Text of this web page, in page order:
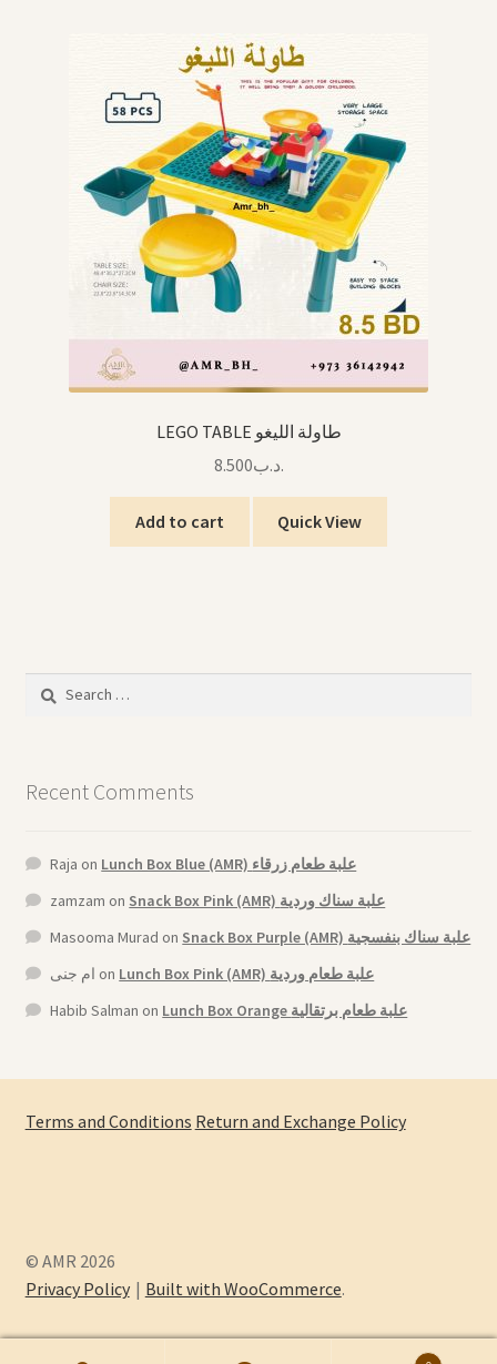
LEGO TABLE طاولة الليغو
.د.ب8.500
Add to cart Quick View
Recent Comments
Raja on
Lunch Box Blue (AMR) علبة طعام زرقاء
zamzam on
Snack Box Pink (AMR) علبة سناك وردية
Masooma Murad on
Snack Box Purple (AMR) علبة سناك بنفسجية
ام جنى on
Lunch Box Pink (AMR) علبة طعام وردية
Habib Salman on Lunch Box Orange علبة طعام برتقالية
Terms and Conditions Return and Exchange Policy
© AMR 2026
Privacy Policy
Built with WooCommerce.